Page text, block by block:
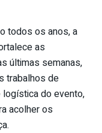
todos os anos, a
as
últimas semanas,
trabalhos de
logística do evento,
acolher os